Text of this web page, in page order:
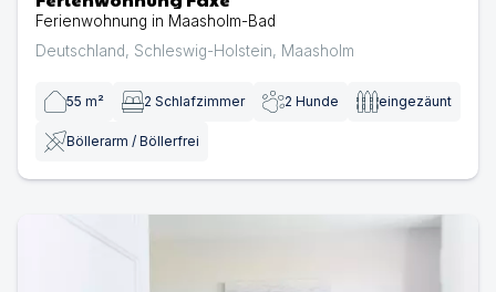
Ferienwohnung in Maasholm-Bad
Deutschland, Schleswig-Holstein, Maasholm
55 m² 2 Schlafzimmer 2 Hunde eingezäunt
Böllerarm / Böllerfrei
Sturmhaube auf Gut Oehe | Ferienwohnung in